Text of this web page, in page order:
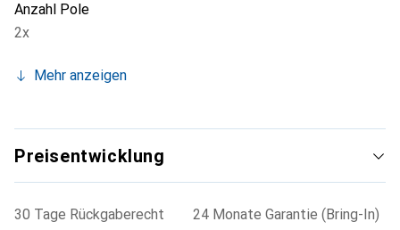
Anzahl Pole
2x
Mehr anzeigen
Preisentwicklung
30 Tage Rückgaberecht
24 Monate Garantie (Bring-In)